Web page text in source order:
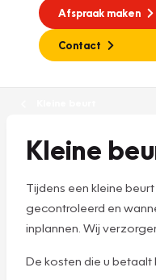
Afspraak maken
Contact
Kleine
Tijdens een kleine
gecontroleerd en
inplannen. Wij
De kosten die u betaalt